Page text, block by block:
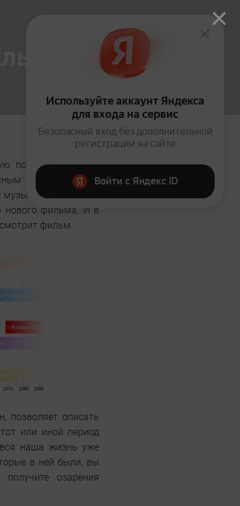
погоду», но более
телом. И когда
под которую
нового фильма. И в
фильм.
позволяет описать
или иной период
наша жизнь уже
в ней были, вы
озарения
×